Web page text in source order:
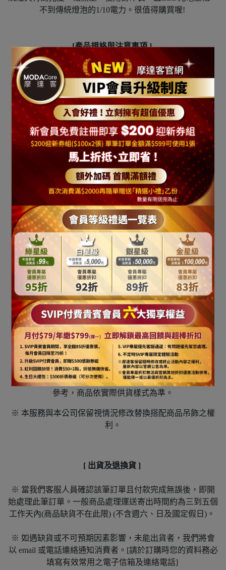
不到傳統燈泡的1/10電力。很值得購買喔!
[產品規格與注意事項 ]
輸入電壓: 110V 60Hz
長度 : 約10公尺
光源形式 : LED
附IC控制器可變化燈亮間隔與方式
本系列商品LED燈色共有9種燈色可選擇:
彩色光/粉紅光/白光/藍光/紅光/黃光/藍白光/暖白光/粉紅白
光
建議可與聖誕樹或樹藤等裝飾搭配使用效果很好喔!
注意事項:
1. 在燈泡串通電源期間, 不得將燈泡取下或插入
2. 燈串在包裝盒內時,不得接通電源
3. 只限於室內使用
4. 請勿使用於金屬, 以免刮破電線
5. 本產品非兒童玩具
6. 更換燈泡時請先拔掉插頭
※ 商品量測尺寸，可能會因某些因素產生些許誤差，誤差
值在3~5吋上下為合理範圍
※ 商品可能因拍攝或是您的螢幕狀況產生色差，圖片僅供
參考，商品依實際供貨樣式為準。
※ 本服務與本公司保留視情況修改替換搭配商品吊飾之權
利。
[ 出貨及退換貨 ]
※ 當我們客服人員確認該筆訂單且付款完成無誤後，即開
始處理此筆訂單。一般商品處理運送寄出時間約為三到五個
工作天內(商品缺貨不在此限) (不含週六、日及國定假日)。
※ 如遇缺貨或不可預期因素影響，未能出貨者，我們將會
以 email 或電話連絡通知消費者。[請於訂購時您的資料務必
填寫有效常用之電子信箱及連絡電話]